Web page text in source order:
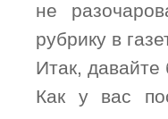
не
рубрику в
Итак, давайте
Как у вас